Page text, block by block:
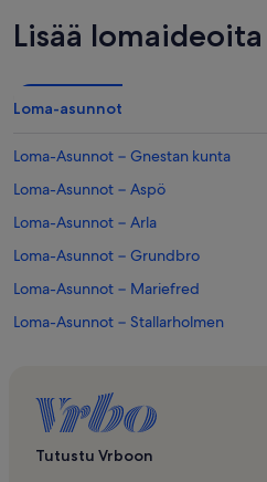
Lisää lomaideoita
Loma-asunnot
Loma-Asunnot − Gnestan kunta
Loma-Asunnot − Aspö
Loma-Asunnot − Arla
Loma-Asunnot − Grundbro
Loma-Asunnot − Mariefred
Loma-Asunnot − Stallarholmen
Vuoristoloma-Asunnot lähellä
museorautatieasema
Tutustu Vrboon